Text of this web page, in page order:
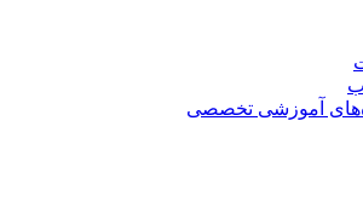
آموزشی تخصصی